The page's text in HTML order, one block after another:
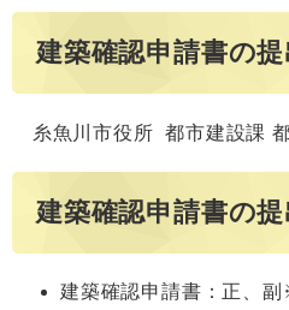
建築確認申請書の
糸魚川市役所 都市建設課 都
建築確認申請書の
建築確認申請書：正、